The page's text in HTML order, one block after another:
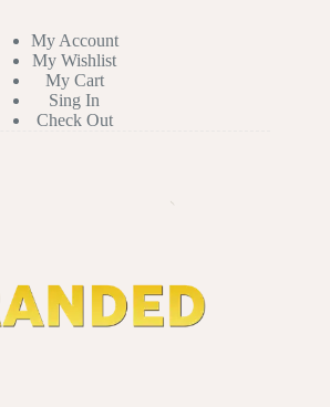
My Account
My Wishlist
My Cart
Sing In
Check Out